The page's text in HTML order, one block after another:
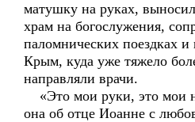
матушку на руках,
храм на богослужения,
паломнических поездках и
Крым, куда уже тяжело
направляли врачи.
«Это мои руки, это мои
она об отце Иоанне с